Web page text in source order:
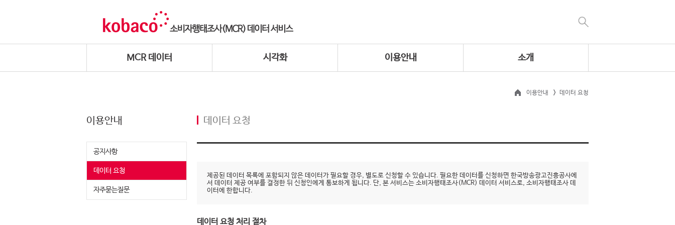
MCR 데이터 시각화 이용안내 소개
이용안내 데이터 요청
이용안내
공지사항
데이터 요청
자주묻는질문
데이터 요청
제공된 데이터 목록에 포함되지 않은 데이터가 필요할 경우, 별도로 신청할 수 있습니다. 필요한 데이터를 신청하면 한국방송광고진흥공사에
서 데이터 제공 여부를 결정한 뒤 신청인에게 통보하게 됩니다. 단, 본 서비스는 소비자행태조사(MCR) 데이터 서비스로, 소비자행태조사 데
이터에 한합니다.
데이터 요청 처리 절차